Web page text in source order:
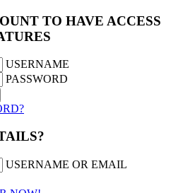
TO HAVE ACCESS
USERNAME
PASSWORD
USERNAME OR EMAIL